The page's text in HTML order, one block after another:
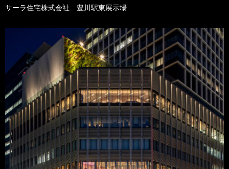
サーラ住宅株式会社 豊川駅東展示場